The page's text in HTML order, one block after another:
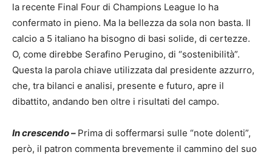
la recente Final Four di Champions League lo ha
confermato in pieno. Ma la bellezza da sola non basta. Il
calcio a 5 italiano ha bisogno di basi solide, di certezze.
O, come direbbe Serafino Perugino, di “sostenibilità”.
Questa la parola chiave utilizzata dal presidente azzurro,
che, tra bilanci e analisi, presente e futuro, apre il
dibattito, andando ben oltre i risultati del campo.
In crescendo – Prima di soffermarsi sulle “note dolenti”,
però, il patron commenta brevemente il cammino del suo